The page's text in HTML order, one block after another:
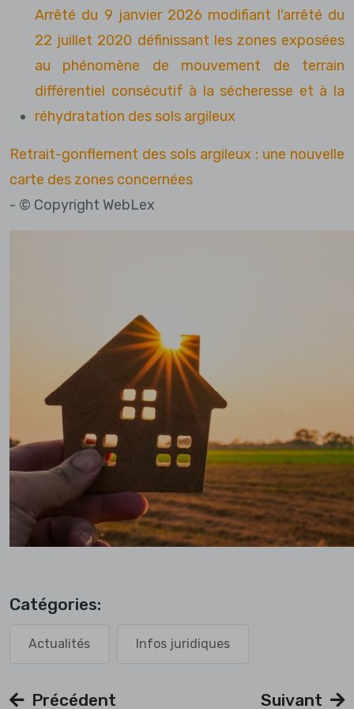
Arrêté du 9 janvier 2026 modifiant l'arrêté du
22 juillet 2020 définissant les zones exposées
au phénomène de mouvement de terrain
différentiel consécutif à la sécheresse et à la
réhydratation des sols argileux
Retrait-gonflement des sols argileux : une nouvelle
carte des zones concernées
- © Copyright WebLex
Catégories:
Actualités Infos juridiques
Précédent Suivant